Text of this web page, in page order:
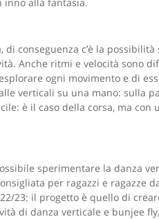
conseguenza c’è la
Anche ritmi e velocità sono
ogni movimento e di
verticali su una mano: sulla
è il caso della corsa, ma con
sperimentare la danza
per ragazzi e ragazze
23: il progetto è quello di
di danza verticale e bunjee